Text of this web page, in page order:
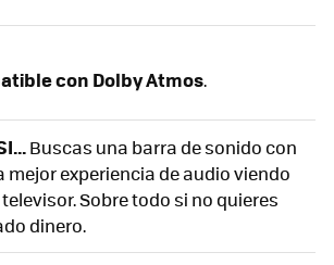
con Dolby Atmos.
Buscas una barra de sonido con
mejor experiencia de audio viendo
Sobre todo si no quieres
dinero.